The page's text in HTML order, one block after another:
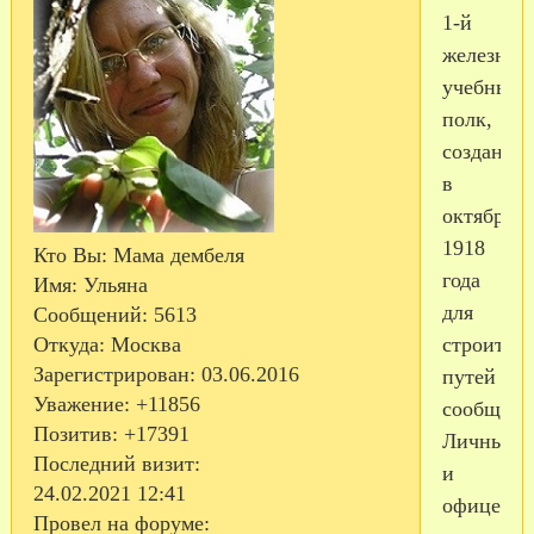
Кто Вы: Мама дембеля
Имя: Ульяна
Сообщений: 5613
Откуда: Москва
Зарегистрирован: 03.06.2016
Уважение: +11856
Позитив: +17391
Последний визит:
24.02.2021 12:41
Провел на форуме:
1-й
учебный
полк,
в
октябре
1918
года
для
путей
Личный
и